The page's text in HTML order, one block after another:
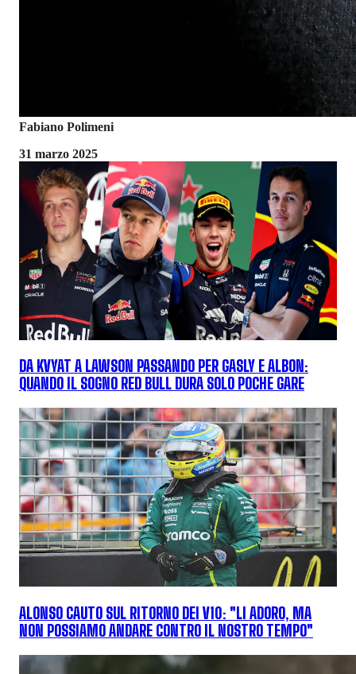
Fabiano Polimeni
31 marzo 2025
DA KVYAT A LAWSON PASSANDO PER GASLY E ALBON:
QUANDO IL SOGNO RED BULL DURA SOLO POCHE GARE
ALONSO CAUTO SUL RITORNO DEI V10: "LI ADORO, MA
NON POSSIAMO ANDARE CONTRO IL NOSTRO TEMPO"